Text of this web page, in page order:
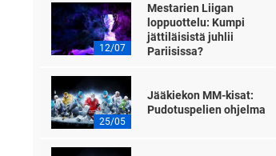
12/07
Mestarien Liigan
loppuottelu: Kumpi
jättiläisistä juhlii
Pariisissa?
25/05
Jääkiekon MM-kisat:
Pudotuspelien ohjelma